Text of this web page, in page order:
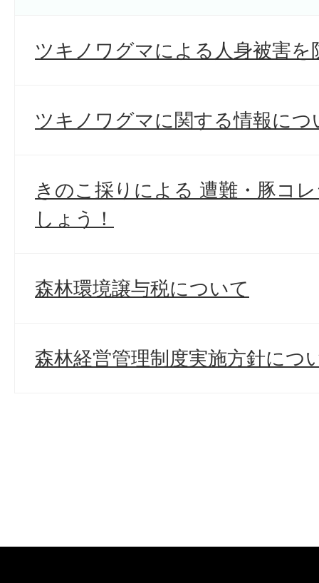
ツキノワグマによる人身被害を
ツキノワグマに関する情報につ
きのこ採りによる 遭難・豚コ
しょう！
森林環境譲与税について
森林経営管理制度実施方針につ